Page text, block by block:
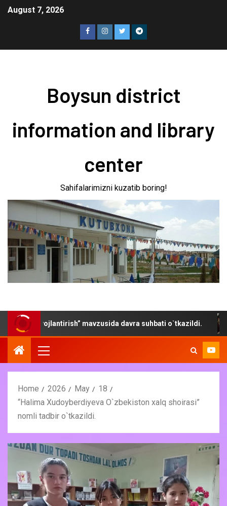
August 7, 2026
Boysun district
information and library
center
Sahifalarimizni kuzatib boring!
mavzusida davra suhbati o`tkazildi.
Home 2026 May
18
“Halima Xudoyberdiyeva O`zbekiston xalq shoirasi”
nomli tadbir o`tkazildi.